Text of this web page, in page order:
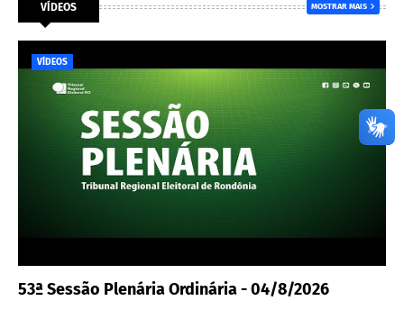
VÍDEOS MOSTRAR MAIS
VÍDEOS
53ª Sessão Plenária Ordinária - 04/8/2026